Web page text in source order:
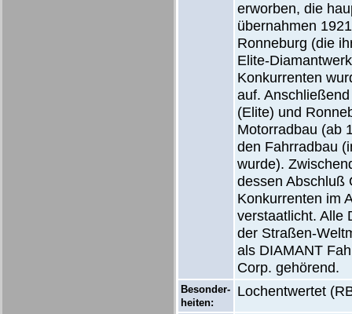
erworben, die
übernahmen
Ronneburg (die
Elite-
Konkurrenten
auf.
(Elite) und
Motorradbau (ab
den Fahrradbau
wurde).
dessen Abschluß
Konkurrenten im
verstaatlicht. Alle
der Straßen-
als DIAMANT
Corp. gehörend.
Besonder-
heiten:
Lochentwertet